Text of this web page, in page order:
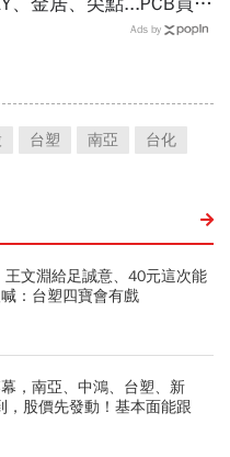
最賺？杜金龍點名「這檔」
Ads by
台塑 南亞 台化
王文淵給足誠意、40元這次能
：台塑四寶會有戲
，南亞、中鴻、台塑、新
股價先發動！基本面能跟